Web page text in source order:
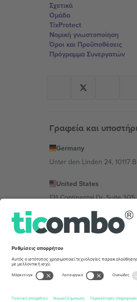
Σχετικά
Ομάδα
TixProtect
Νομική γνωστοποίηση
Όροι και Προΰποθέσεις
Πρόγραμμα Συνεργατών
Γραφεία και
Germany
Unter den Linden 24, 10117
United States
131 Continental Dr, Suite
Bulgaria
Regus Sofia City West, bul
Mexico
Av Chapultepec 360, Roma
συγκεκριμένης